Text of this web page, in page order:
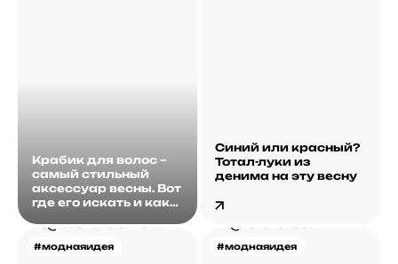
Крабик для волос –
самый стильный
аксессуар весны. Вот
где его искать и как
Синий или красный?
Тотал-луки из
денима на эту весну
#моднаяидея #моднаяидея